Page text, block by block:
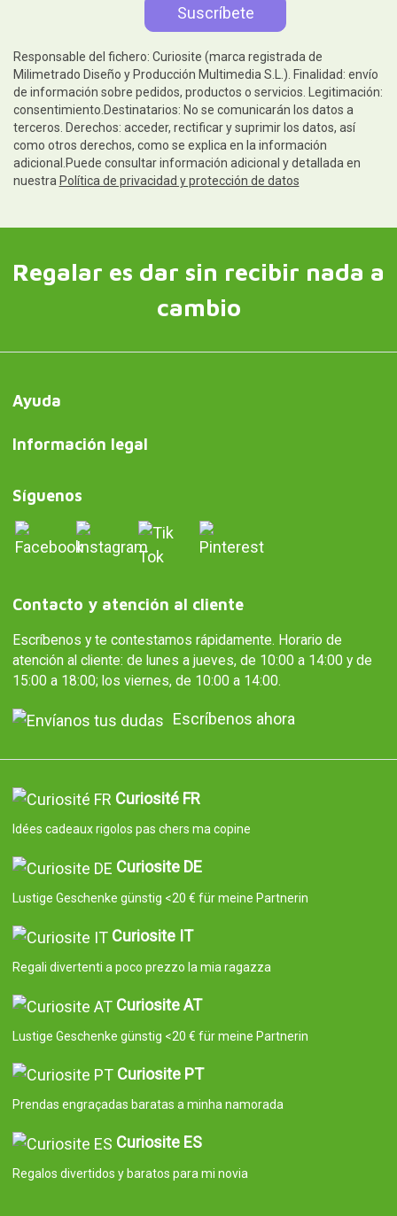
Responsable del fichero: Curiosite (marca registrada de
Milimetrado Diseño y Producción Multimedia S.L.). Finalidad: envío
de información sobre pedidos, productos o servicios. Legitimación:
consentimiento.Destinatarios: No se comunicarán los datos a
terceros. Derechos: acceder, rectificar y suprimir los datos, así
como otros derechos, como se explica en la información
adicional.Puede consultar información adicional y detallada en
nuestra Política de privacidad y protección de datos
Regalar es dar sin recibir nada a
cambio
Ayuda
Información legal
Síguenos
Contacto y atención al cliente
Escríbenos y te contestamos rápidamente. Horario de
atención al cliente: de lunes a jueves, de 10:00 a 14:00 y de
15:00 a 18:00; los viernes, de 10:00 a 14:00.
Escríbenos ahora
Curiosité FR
Idées cadeaux rigolos pas chers ma copine
Curiosite DE
Lustige Geschenke günstig <20 € für meine Partnerin
Curiosite IT
Regali divertenti a poco prezzo la mia ragazza
Curiosite AT
Lustige Geschenke günstig <20 € für meine Partnerin
Curiosite PT
Prendas engraçadas baratas a minha namorada
Curiosite ES
Regalos divertidos y baratos para mi novia